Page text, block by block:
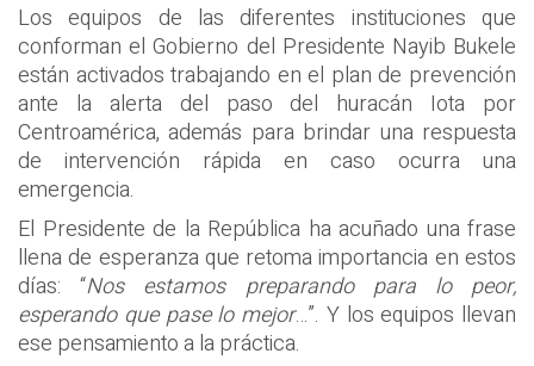
Los equipos de las diferentes instituciones que
conforman el Gobierno del Presidente Nayib Bukele
están activados trabajando en el plan de prevención
ante la alerta del paso del huracán Iota por
Centroamérica, además para brindar una respuesta
de intervención rápida en caso ocurra una
emergencia.
El Presidente de la República ha acuñado una frase
llena de esperanza que retoma importancia en estos
días: “Nos estamos preparando para lo peor,
esperando que pase lo mejor…”. Y los equipos llevan
ese pensamiento a la práctica.